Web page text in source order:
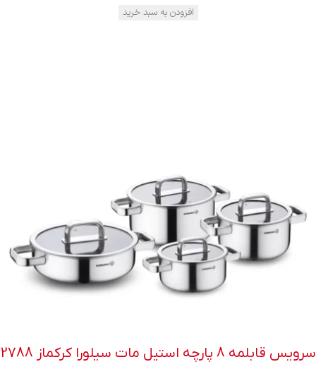
افزودن به سبد خرید
سرویس قابلمه 8 پارچه استیل مات سیلورا کرکماز 2788